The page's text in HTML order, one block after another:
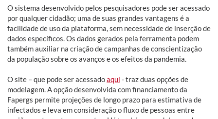
O sistema desenvolvido pelos pesquisadores pode ser acessado
por qualquer cidadão; uma de suas grandes vantagens é a
facilidade de uso da plataforma, sem necessidade de inserção de
dados específicos. Os dados gerados pela ferramenta podem
também auxiliar na criação de campanhas de conscientização
da população sobre os avanços e os efeitos da pandemia.
O site – que pode ser acessadoaqui - traz duas opções de
modelagem. A opção desenvolvida com financiamento da
Fapergs permite projeções de longo prazo para estimativa de
infectados e leva em consideração o fluxo de pessoas entre